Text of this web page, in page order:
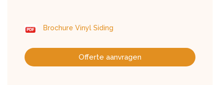
Brochure Vinyl Siding
Offerte aanvragen